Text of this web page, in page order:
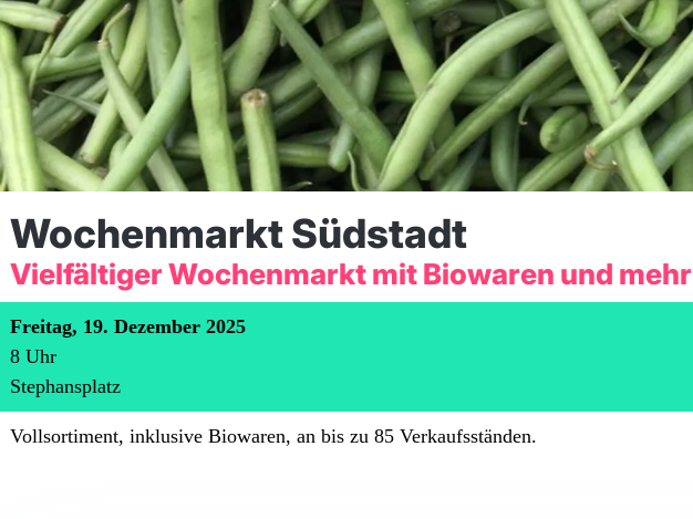
Wochenmarkt Südstadt
Vielfältiger Wochenmarkt mit Biowaren und mehr
Freitag, 19. Dezember 2025
8 Uhr
Stephansplatz
Vollsortiment, inklusive Biowaren, an bis zu 85 Verkaufsständen.